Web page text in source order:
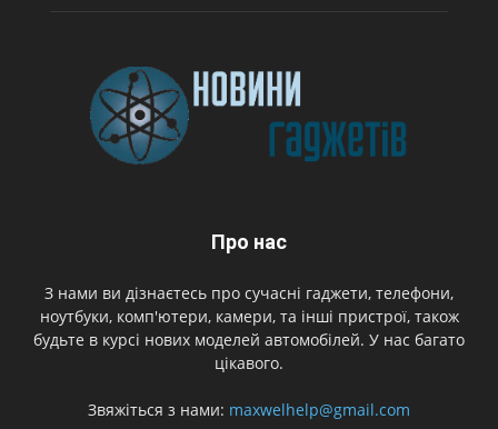
Про нас
З нами ви дізнаєтесь про сучасні гаджети, телефони,
ноутбуки, комп'ютери, камери, та інші пристрої, також
будьте в курсі нових моделей автомобілей. У нас багато
цікавого.
Звяжіться з нами: maxwelhelp@gmail.com